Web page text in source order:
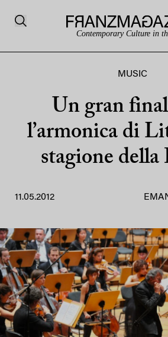
Contemporary Culture in
MUSIC
Un gran
l’armonica di
stagione della
11.05.2012